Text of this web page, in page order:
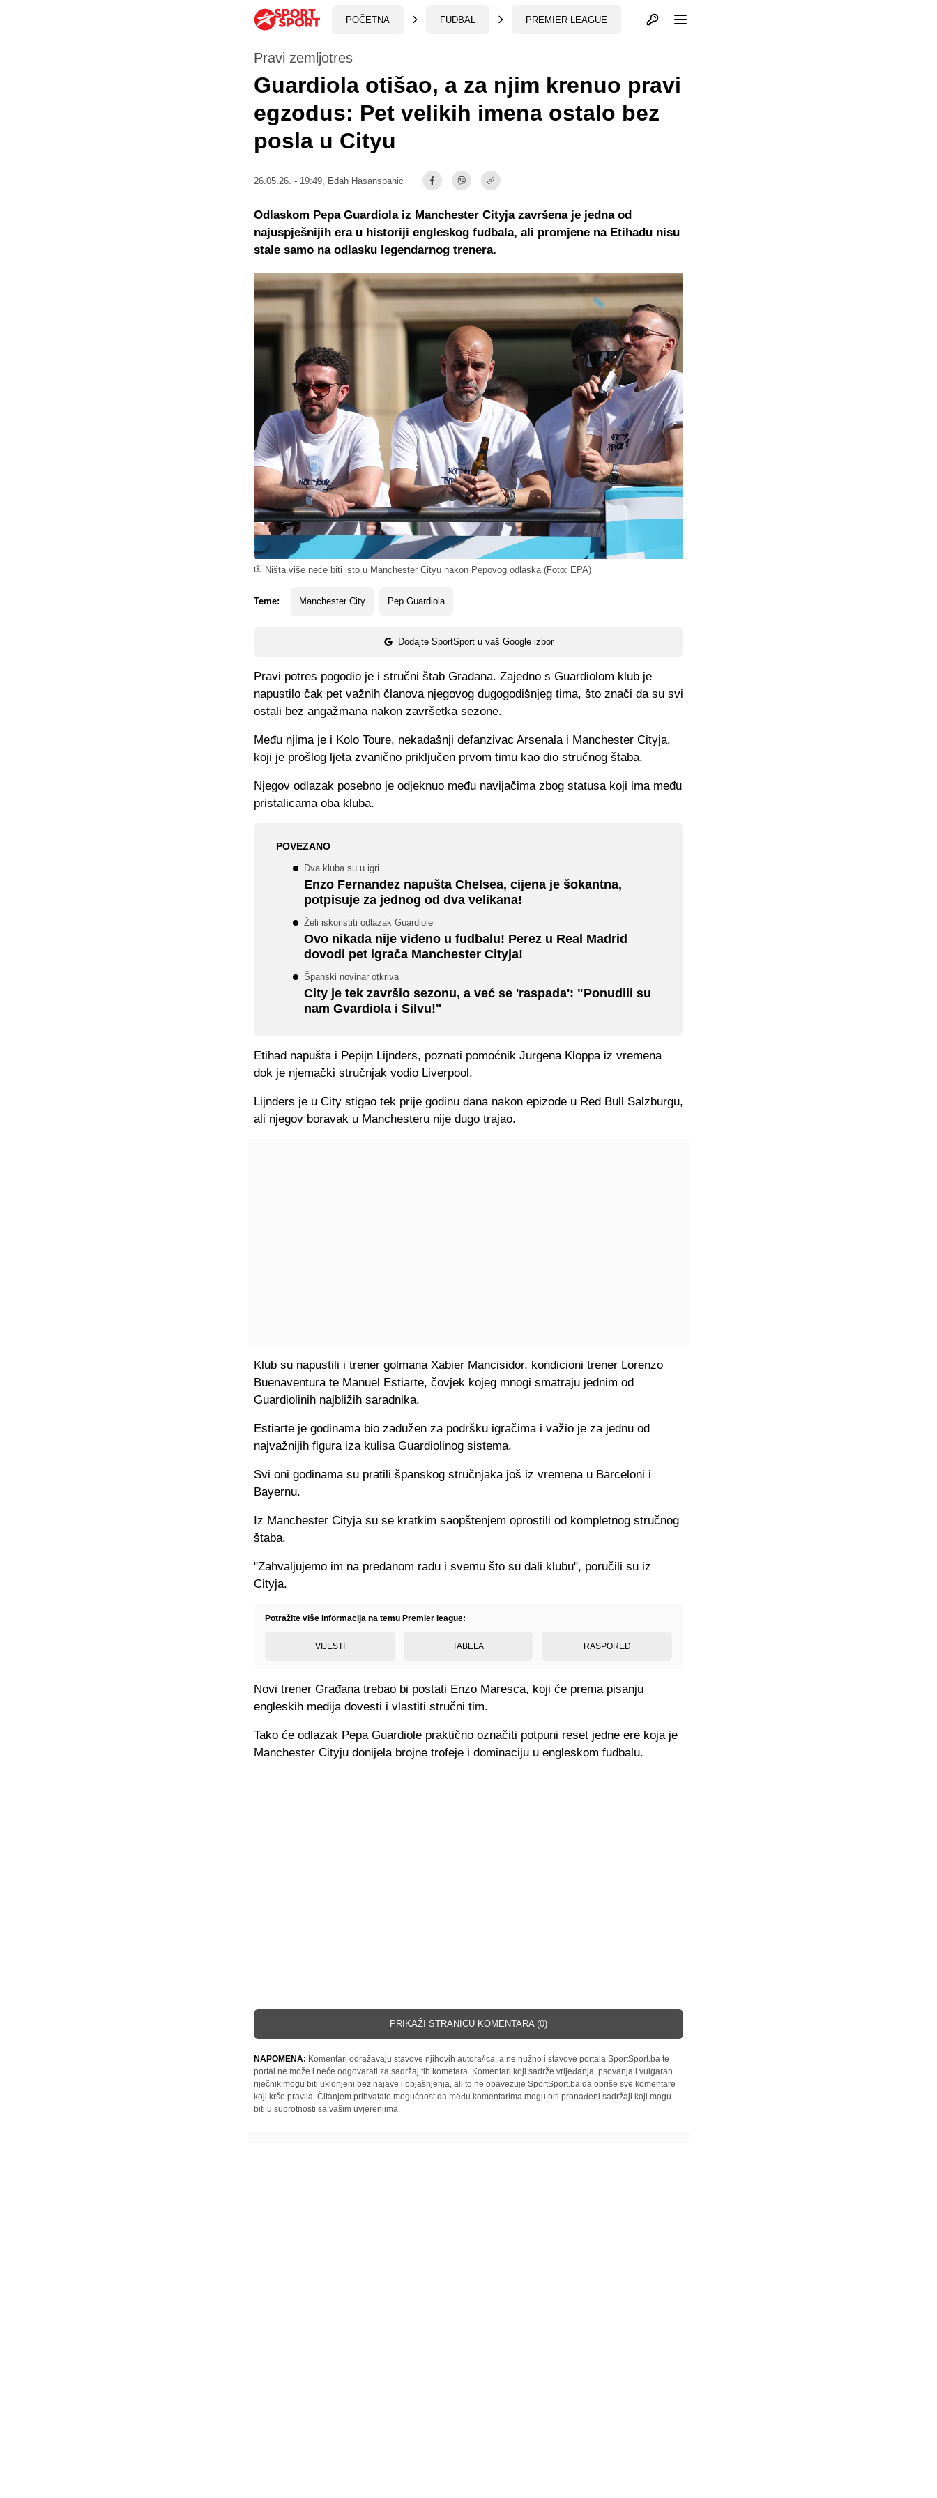
POČETNA FUDBAL PREMIER LEAGUE Otvori profil
Ništa više neće biti isto u Manchester Cityu nakon Pepovog odlaska (Foto: EPA)
Pravi zemljotres
Guardiola otišao, a za njim krenuo pravi
egzodus: Pet velikih imena ostalo bez
posla u Cityu
26.05.26. - 19:49, Edah Hasanspahić
Teme: Manchester City Pep Guardiola
Dodajte SportSport u vaš Google izbor
Odlaskom Pepa Guardiola iz Manchester Cityja završena je jedna od
najuspješnijih era u historiji engleskog fudbala, ali promjene na Etihadu nisu
stale samo na odlasku legendarnog trenera.
Pravi potres pogodio je i stručni štab Građana. Zajedno s Guardiolom klub je
napustilo čak pet važnih članova njegovog dugogodišnjeg tima, što znači da su svi
ostali bez angažmana nakon završetka sezone.
Među njima je i Kolo Toure, nekadašnji defanzivac Arsenala i Manchester Cityja,
koji je prošlog ljeta zvanično priključen prvom timu kao dio stručnog štaba.
Njegov odlazak posebno je odjeknuo među navijačima zbog statusa koji ima među
pristalicama oba kluba.
POVEZANO
Dva kluba su u igri
Enzo Fernandez napušta Chelsea, cijena je šokantna,
potpisuje za jednog od dva velikana!
Želi iskoristiti odlazak Guardiole
Ovo nikada nije viđeno u fudbalu! Perez u Real Madrid
dovodi pet igrača Manchester Cityja!
Španski novinar otkriva
City je tek završio sezonu, a već se 'raspada': "Ponudili su
nam Gvardiola i Silvu!"
Etihad napušta i Pepijn Lijnders, poznati pomoćnik Jurgena Kloppa iz vremena
dok je njemački stručnjak vodio Liverpool.
Lijnders je u City stigao tek prije godinu dana nakon epizode u Red Bull Salzburgu,
ali njegov boravak u Manchesteru nije dugo trajao.
Klub su napustili i trener golmana Xabier Mancisidor, kondicioni trener Lorenzo
Buenaventura te Manuel Estiarte, čovjek kojeg mnogi smatraju jednim od
Guardiolinih najbližih saradnika.
Estiarte je godinama bio zadužen za podršku igračima i važio je za jednu od
najvažnijih figura iza kulisa Guardiolinog sistema.
Svi oni godinama su pratili španskog stručnjaka još iz vremena u Barceloni i
Bayernu.
Iz Manchester Cityja su se kratkim saopštenjem oprostili od kompletnog stručnog
štaba.
"Zahvaljujemo im na predanom radu i svemu što su dali klubu", poručili su iz
Cityja.
Potražite više informacija na temu Premier league:
VIJESTI TABELA RASPORED
Novi trener Građana trebao bi postati Enzo Maresca, koji će prema pisanju
engleskih medija dovesti i vlastiti stručni tim.
Tako će odlazak Pepa Guardiole praktično označiti potpuni reset jedne ere koja je
Manchester Cityju donijela brojne trofeje i dominaciju u engleskom fudbalu.
PRIKAŽI STRANICU KOMENTARA (0)
NAPOMENA: Komentari odražavaju stavove njihovih autora/ica, a ne nužno i stavove portala SportSport.ba te
portal ne može i neće odgovarati za sadržaj tih kometara. Komentari koji sadrže vrijeđanja, psovanja i vulgaran
riječnik mogu biti uklonjeni bez najave i objašnjenja, ali to ne obavezuje SportSport.ba da obriše sve komentare
koji krše pravila. Čitanjem prihvatate mogućnost da među komentarima mogu biti pronađeni sadržaji koji mogu
biti u suprotnosti sa vašim uvjerenjima.